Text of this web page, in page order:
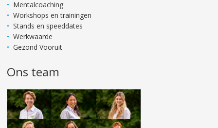
Mentalcoaching
Workshops en trainingen
Stands en speeddates
Werkwaarde
Gezond Vooruit
Ons team